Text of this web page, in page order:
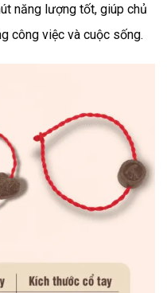
năng lượng tốt, giúp chủ
công việc và cuộc sống.